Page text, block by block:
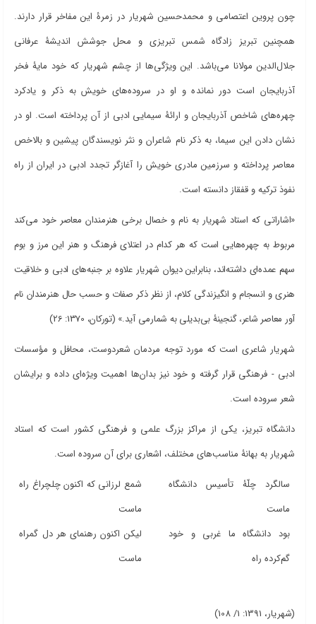
چون پروین اعتصامی و محمدحسین شهریار در زمرۀ این مفاخر قرار دارند.
همچنین تبریز زادگاه شمس تبریزی و محل جوشش اندیشۀ عرفانی
جلال‌الدین مولانا می‌باشد. این ویژگی‌ها از چشم شهریار که خود مایۀ فخر
آذربایجان است دور نمانده و او در سروده‌های خویش به ذکر و یادکرد
چهره‌های شاخص آذربایجان و ارائۀ سیمایی ادبی از آن پرداخته است. او در
نشان دادن این سیما، به ذکر نام شاعران و نثر نویسندگان پیشین و بالاخص
معاصر پرداخته و سرزمین مادری خویش را آغازگر تجدد ادبی در ایران از راه
نفوذ ترکیه و قفقاز دانسته است.
«اشاراتی که استاد شهریار به نام و خصال برخی هنرمندان معاصر خود می‌کند
مربوط به چهره‌هایی است که هر کدام در اعتلای فرهنگ و هنر این مرز و بوم
سهم عمده‌ای داشته‌اند، بنابراین دیوان شهریار علاوه بر جنبه‌های ادبی و خلاقیت
هنری و انسجام و انگیزندگی کلام، از نظر ذکر صفات و حسب حال هنرمندان نام
آور معاصر شاعر، گنجینۀ بی‌بدیلی به شمارمی آید.» (تورکان، 1370: 26)
شهریار شاعری است که مورد توجه مردمان شعردوست، محافل و مؤسسات
ادبی - فرهنگی قرار گرفته و خود نیز بدان‌ها اهمیت ویژه‌ای داده و برایشان
شعر سروده است.
دانشگاه تبریز، یکی از مراکز بزرگ علمی و فرهنگی کشور است که استاد
شهریار به بهانۀ مناسب‌های مختلف، اشعاری برای آن سروده است.
سالگرد چلّۀ تأسیس دانشگاه
ماست
بود دانشگاه ما غربی و خود
گم‌کرده راه
شمع لرزانی که اکنون چلچراغ راه
ماست
لیکن اکنون رهنمای هر دل گمراه
ماست
(شهریار، 1391: 1/ 108)